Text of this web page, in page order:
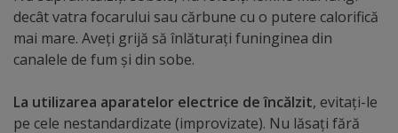
sculpturilor)
Monumente
arhitecturale
decât vatra focarului sau cărbune cu o putere calorifică
mai mare. Aveți grijă să înlăturați funinginea din
canalele de fum și din sobe.
La utilizarea aparatelor electrice de încălzit, evitați-le
pe cele nestandardizate (improvizate). Nu lăsați fără